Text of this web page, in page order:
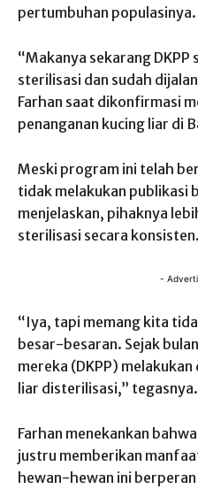
pertumbuhan populasinya.
“Makanya sekarang DKPP
sterilisasi dan sudah
Farhan saat dikonfirmasi
penanganan kucing liar di
Meski program ini telah
tidak melakukan publikasi
menjelaskan, pihaknya
sterilisasi secara konsisten.
-
“Iya, tapi memang kita
besar-besaran. Sejak
mereka (DKPP)
liar disterilisasi,” tegasnya.
Farhan menekankan
justru memberikan
hewan-hewan ini